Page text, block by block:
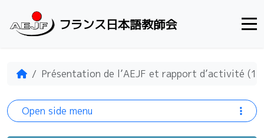
フランス日本語教師会
HomePrésentation de l’AEJF et rapport d’activité
Open side menu